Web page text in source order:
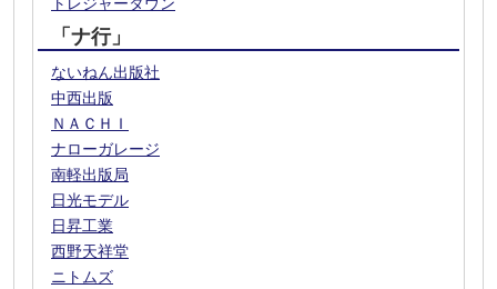
「ナ行」
ないねん出版社
中西出版
ＮＡＣＨＩ
ナローガレージ
南軽出版局
日光モデル
日昇工業
西野天祥堂
ニトムズ